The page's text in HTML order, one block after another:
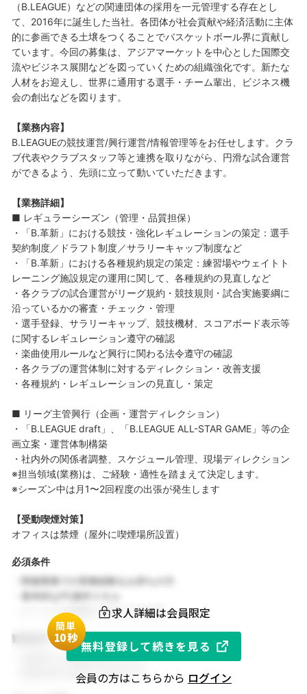
（B.LEAGUE）などの関連団体の採用を一元管理する存在とし
て、2016年に誕生した当社。各団体が社会貢献や経済活動に主体
的に参画できる土壌をつくることでバスケットボール界に貢献し
ています。今回の募集は、アジアマーケットを中心とした国際交
流やビジネス展開などを図っていくための組織強化です。新たな
人材をお迎えし、世界に通用する選手・チーム輩出、ビジネス機
会の創出などを図ります。
【業務内容】
B.LEAGUEの競技運営/興行運営/情報管理等をお任せします。クラ
ブ代表やクラブスタッフ等と連携を取りながら、円滑な試合運営
ができるよう、先頭に立って動いていただきます。
【業務詳細】
■ レギュラーシーズン（管理・品質担保）
・「B.革新」における競技・強化レギュレーションの策定：選手
契約制度／ドラフト制度／サラリーキャップ制度など
・「B.革新」における各種規約規定の策定：練習場やウェイトト
レーニング施設規定の運用に関して、各種規約の見直しなど
・各クラブの試合運営がリーグ規約・競技規則・試合実施要綱に
沿っているかの審査・チェック・管理
・選手登録、サラリーキャップ、競技機材、スコアボード表示等
に関するレギュレーション遵守の確認
・楽曲使用ルールなど興行に関わる法令遵守の確認
・各クラブの運営体制に対するディレクション・改善支援
・各種規約・レギュレーションの見直し・策定
■ リーグ主管興行（企画・運営ディレクション）
・「B.LEAGUE draft」、「B.LEAGUE ALL-STAR GAME」等の企
画立案・運営体制構築
・社内外の関係者調整、スケジュール管理、現場ディレクション
※担当領域(業務)は、ご経験・適性を踏まえて決定します。
※シーズン中は月1〜2回程度の出張が発生します
【受動喫煙対策】
オフィスは禁煙（屋外に喫煙場所設置）
必須条件
・関連業務での実務経験をお持ちの方
・基本的なPC操作スキル
・チームでの協働を大切にできる方
歓迎条件
・同業界での就業経験がある方
・関連分野の知見をお持ちの方
求人詳細は会員限定
簡単
10秒
無料登録して続きを見る
会員の方はこちらから ログイン